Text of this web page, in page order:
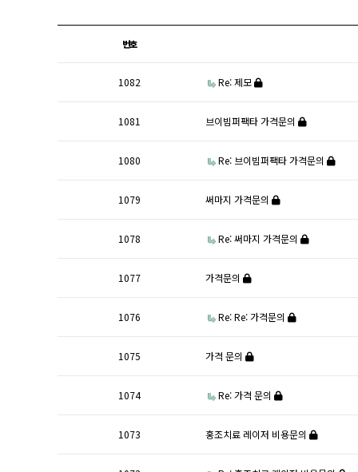
번호
1082 Re: 제모
1081 브이빔퍼팩타 가격문의
1080 Re: 브이빔퍼팩타 가격문의
1079 써마지 가격문의
1078 Re: 써마지 가격문의
1077 가격문의
1076 Re: Re: 가격문의
1075 가격 문의
1074 Re: 가격 문의
1073 홍조치료 레이저 비용문의